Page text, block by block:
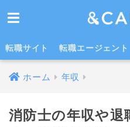
消防士の年収や生活・結婚
転職サイト 転職エージェント
ホーム 年収
消防士の年収や退